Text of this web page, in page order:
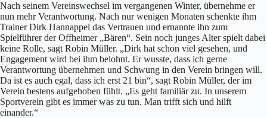
Nach seinem Vereinswechsel im vergangenen Winter, übernehme er
nun mehr Verantwortung. Nach nur wenigen Monaten schenkte ihm
Trainer Dirk Hannappel das Vertrauen und ernannte ihn zum
Spielführer der Offheimer „Bären“. Sein noch junges Alter spielt dabei
keine Rolle, sagt Robin Müller. „Dirk hat schon viel gesehen, und
Engagement wird bei ihm belohnt. Er wusste, dass ich gerne
Verantwortung übernehmen und Schwung in den Verein bringen will.
Da ist es auch egal, dass ich erst 21 bin“, sagt Robin Müller, der im
Verein bestens aufgehoben fühlt. „Es geht familiär zu. In unserem
Sportverein gibt es immer was zu tun. Man trifft sich und hilft
einander.“